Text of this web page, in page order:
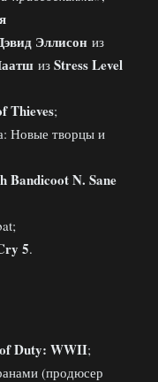
Эллисон из
из Stress Level
Thieves;
Новые творцы и
Bandicoot N. Sane
5.
Duty: WWII;
(продюсер